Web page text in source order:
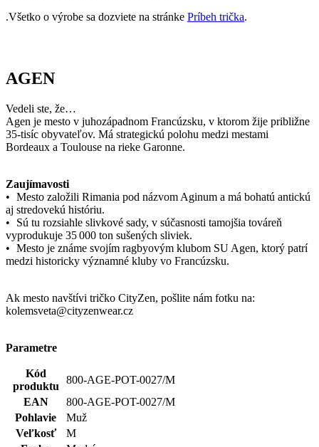
.Všetko o výrobe sa dozviete na stránke Príbeh trička.
AGEN
Vedeli ste, že…
Agen je mesto v juhozápadnom Francúzsku, v ktorom žije približne
35-tisíc obyvateľov. Má strategickú polohu medzi mestami
Bordeaux a Toulouse na rieke Garonne.
Zaujímavosti
• Mesto založili Rimania pod názvom Aginum a má bohatú antickú
aj stredovekú históriu.
• Sú tu rozsiahle slivkové sady, v súčasnosti tamojšia továreň
vyprodukuje 35 000 ton sušených sliviek.
• Mesto je známe svojím ragbyovým klubom SU Agen, ktorý patrí
medzi historicky významné kluby vo Francúzsku.
Ak mesto navštívi tričko CityZen, pošlite nám fotku na:
kolemsveta@cityzenwear.cz
Parametre
Kód
produktu
800-AGE-POT-0027/M
EAN
800-AGE-POT-0027/M
Pohlavie
Muž
Veľkosť
M